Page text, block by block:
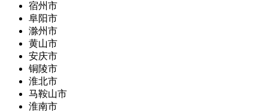
宿州市
阜阳市
滁州市
黄山市
安庆市
铜陵市
淮北市
马鞍山市
淮南市